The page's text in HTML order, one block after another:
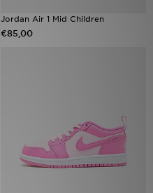
Jordan Air 1 Mid Children
€85,00